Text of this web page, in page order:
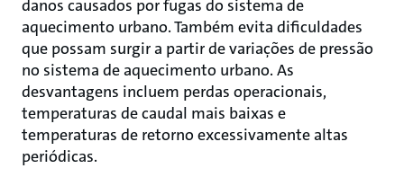
danos causados por fugas do sistema de
aquecimento urbano. Também evita dificuldades
que possam surgir a partir de variações de pressão
no sistema de aquecimento urbano. As
desvantagens incluem perdas operacionais,
temperaturas de caudal mais baixas e
temperaturas de retorno excessivamente altas
periódicas.